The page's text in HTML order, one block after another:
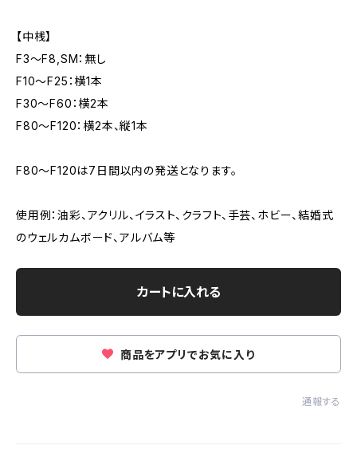
【中桟】
F3～F8,SM：無し
F10～F25：横1本
F30～F60：横2本
F80～F120：横2本、縦1本
F80～F120は7日間以内の発送となります。
使用例：油彩、アクリル、イラスト、クラフト、手芸、ホビー、結婚式
のウェルカムボード、アルバム等
カートに入れる
商品をアプリでお気に入り
通報する